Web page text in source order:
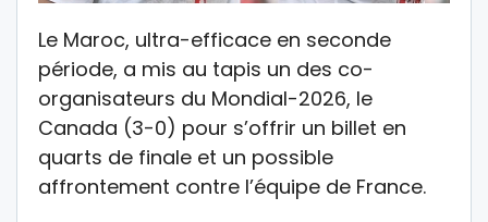
Le Maroc, ultra-efficace en seconde
période, a mis au tapis un des co-
organisateurs du Mondial-2026, le
Canada (3-0) pour s’offrir un billet en
quarts de finale et un possible
affrontement contre l’équipe de France.